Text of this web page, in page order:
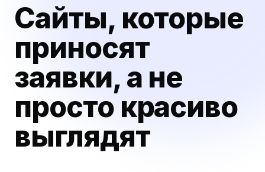
Сайты, которые
приносят
заявки, а не
просто красиво
выглядят